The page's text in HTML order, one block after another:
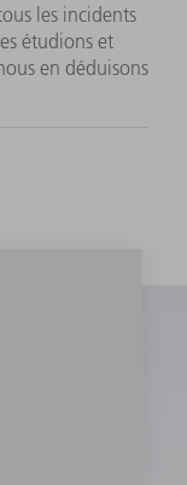
les incidents
étudions et
en déduisons